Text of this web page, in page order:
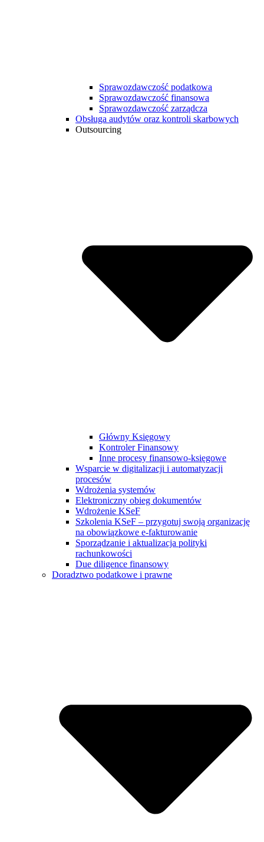
Sprawozdawczość podatkowa
Sprawozdawczość finansowa
Sprawozdawczość zarządcza
Obsługa audytów oraz kontroli skarbowych
Outsourcing
Główny Księgowy
Kontroler Finansowy
Inne procesy finansowo-księgowe
Wsparcie w digitalizacji i automatyzacji
procesów
Wdrożenia systemów
Elektroniczny obieg dokumentów
Wdrożenie KSeF
Szkolenia KSeF – przygotuj swoją organizację
na obowiązkowe e-fakturowanie
Sporządzanie i aktualizacja polityki
rachunkowości
Due diligence finansowy
Doradztwo podatkowe i prawne